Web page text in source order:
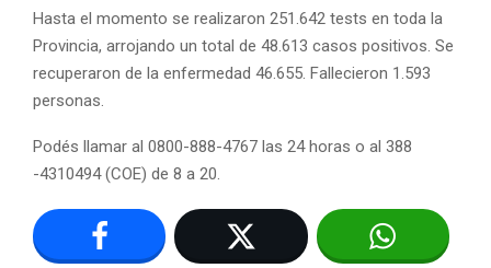
Hasta el momento se realizaron 251.642 tests en toda la
Provincia, arrojando un total de 48.613 casos positivos. Se
recuperaron de la enfermedad 46.655. Fallecieron 1.593
personas.
Podés llamar al 0800-888-4767 las 24 horas o al 388
-4310494 (COE) de 8 a 20.